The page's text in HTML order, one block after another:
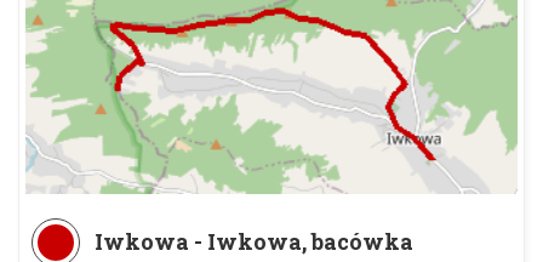
Iwkowa - Iwkowa, bacówka